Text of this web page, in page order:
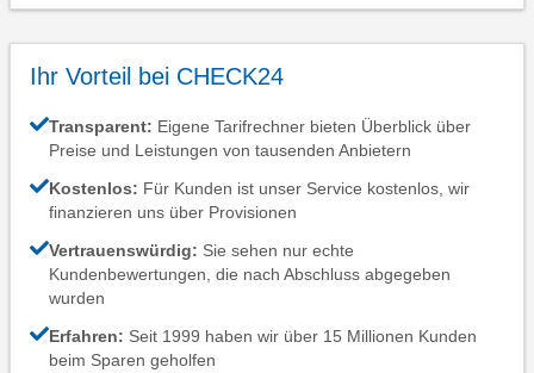
Ihr Vorteil bei CHECK24
Transparent: Eigene Tarifrechner bieten Überblick über
Preise und Leistungen von tausenden Anbietern
Kostenlos: Für Kunden ist unser Service kostenlos, wir
finanzieren uns über Provisionen
Vertrauenswürdig: Sie sehen nur echte
Kundenbewertungen, die nach Abschluss abgegeben
wurden
Erfahren: Seit 1999 haben wir über 15 Millionen Kunden
beim Sparen geholfen